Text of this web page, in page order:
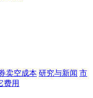
卖空成本 研究与新闻 市
费用